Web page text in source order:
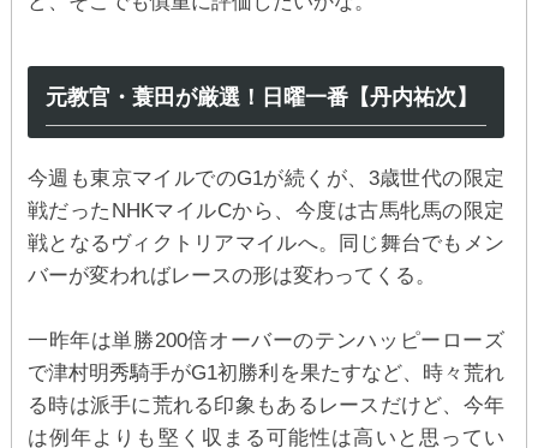
元教官・蓑田が厳選！日曜一番【丹内祐次】
今週も東京マイルでのG1が続くが、3歳世代の限定
戦だったNHKマイルCから、今度は古馬牝馬の限定
戦となるヴィクトリアマイルへ。同じ舞台でもメン
バーが変わればレースの形は変わってくる。
一昨年は単勝200倍オーバーのテンハッピーローズ
で津村明秀騎手がG1初勝利を果たすなど、時々荒れ
る時は派手に荒れる印象もあるレースだけど、今年
は例年よりも堅く収まる可能性は高いと思ってい